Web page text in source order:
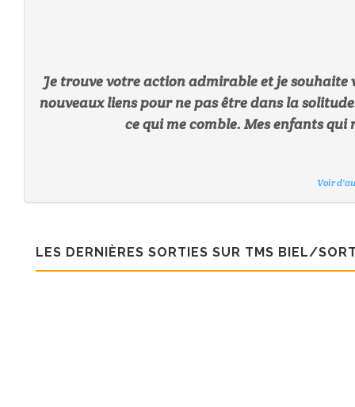
Je trouve votre action admirable et je souhaite
nouveaux liens pour ne pas être dans la
ce qui me comble. Mes enfants
Voir
Voir
LES DERNIÈRES SORTIES SUR TMS BIEL/